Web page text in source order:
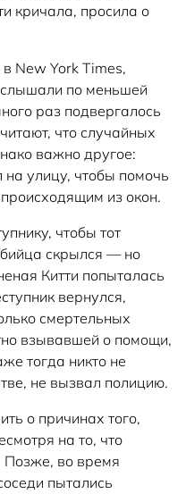
кричала, просила о
New York Times,
по меньшей
раз подвергалось
что случайных
важно другое:
улицу, чтобы помочь
из окон.
чтобы тот
скрылся — но
Китти попыталась
вернулся,
смертельных
взывавшей о помощи,
тогда никто не
не вызвал полицию.
о причинах того,
на то, что
Позже, во время
пытались